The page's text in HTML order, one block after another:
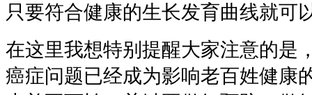
只要符合健康的生长发育曲线就可
在这里我想特别提醒大家注意的是
癌症问题已经成为影响老百姓健康